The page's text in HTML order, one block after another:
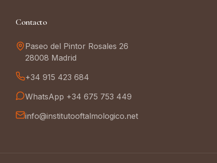
Contacto
Paseo del Pintor Rosales 26
28008 Madrid
+34 915 423 684
WhatsApp +34 675 753 449
info@institutooftalmologico.net